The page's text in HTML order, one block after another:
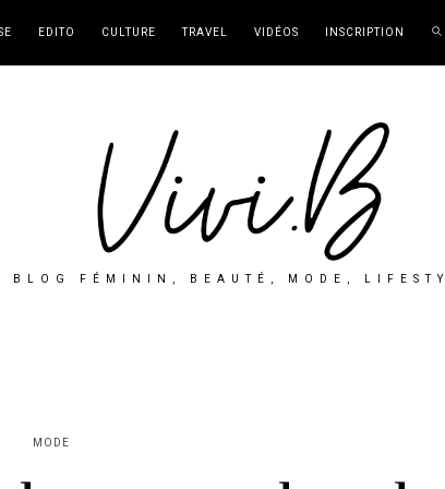
EDITO CULTURE TRAVEL VIDÉOS INSCRIPTION
BLOG FÉMININ, BEAUTÉ, MODE,
MODE